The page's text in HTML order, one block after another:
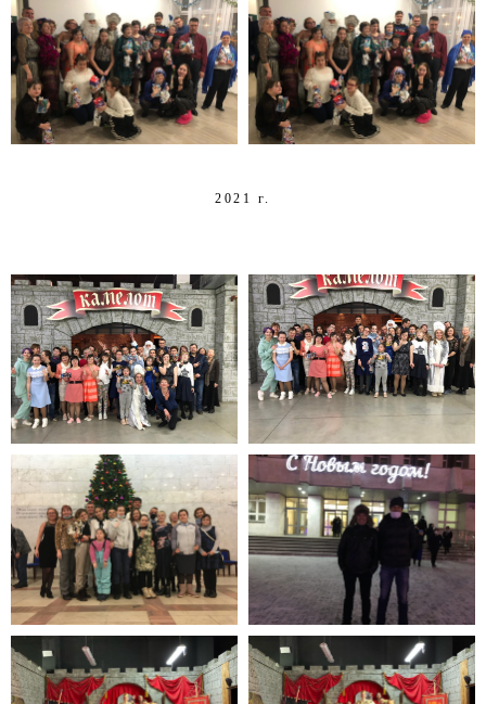
2021 г.